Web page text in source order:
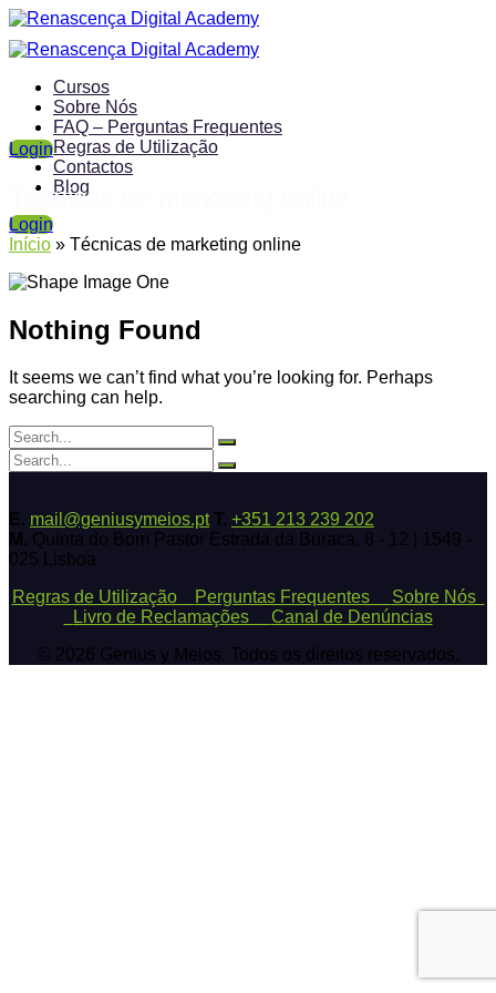
Cursos
Sobre Nós
FAQ – Perguntas Frequentes
Regras de Utilização
Contactos
Blog
Login
Login
Técnicas de marketing online
Início » Técnicas de marketing online
Nothing Found
It seems we can’t find what you’re looking for. Perhaps
searching can help.
E. mail@geniusymeios.pt T. +351 213 239 202
M. Quinta do Bom Pastor Estrada da Buraca, 8 - 12 | 1549 -
025 Lisboa
Regras de Utilização
Perguntas Frequentes Sobre Nós
Livro de Reclamações Canal de Denúncias
© 2026 Genius y Meios. Todos os direitos reservados.